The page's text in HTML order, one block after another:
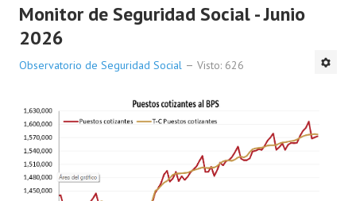
Monitor de Seguridad Social - Junio
2026
Observatorio de Seguridad Social Visto: 626